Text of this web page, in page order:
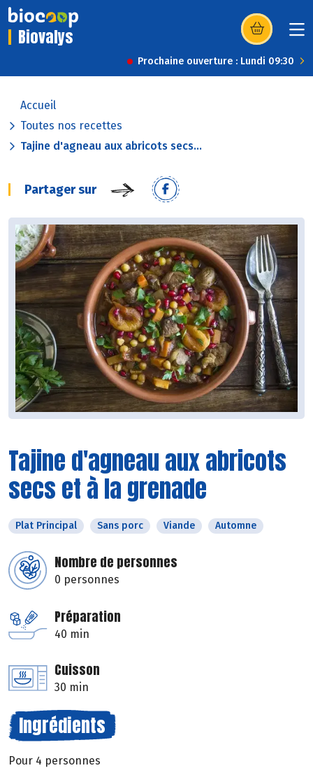
Biovalys (s’ouvre dans
Prochaine ouverture : Lundi 09:30
Accueil
Toutes nos recettes
Tajine d'agneau aux abricots secs...
Partager sur
Tajine d'agneau aux abricots
secs et à la grenade
Plat Principal Sans porc Viande Automne
Nombre de personnes
0 personnes
Préparation
40 min
Cuisson
30 min
Ingrédients
Pour 4 personnes